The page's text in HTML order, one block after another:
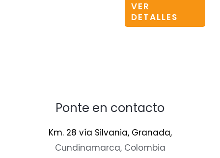
VER
DETALLES
Ponte en contacto
Km. 28 vía Silvania, Granada,
Cundinamarca, Colombia